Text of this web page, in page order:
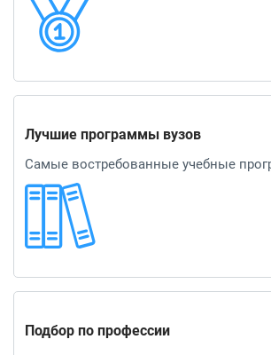
Лучшие программы вузов
Самые востребованные учебные
Подбор по профессии